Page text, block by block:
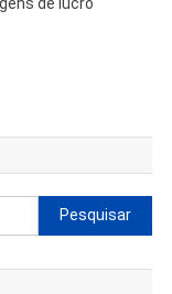
Pesquisar
por: